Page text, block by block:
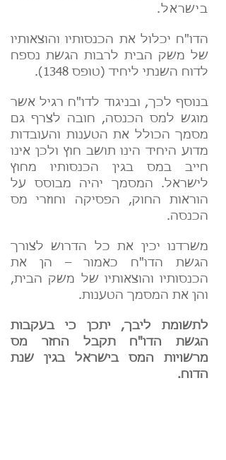
בישראל.
הדו"ח יכלול את הכנסותיו והוצאותיו
של משק הבית לרבות הגשת נספח
לדוח השנתי ליחיד (טופס 1348).
בנוסף לכך, ובניגוד לדו"ח רגיל אשר
מוגש למס הכנסה, חובה לצרף גם
מסמך הכולל את הטענות והעובדות
מדוע היחיד הינו תושב חוץ ולכן אינו
חייב במס בגין הכנסותיו מחוץ
לישראל. המסמך יהיה מבוסס על
הוראות החוק, הפסיקה וחוזרי מס
הכנסה.
משרדנו יכין את כל הדרוש לצורך
הגשת הדו"ח כאמור – הן את
הכנסותיו והוצאותיו של משק הבית,
והן את המסמך הטענות.
לתשומת ליבך, יתכן כי בעקבות
הגשת הדו"ח תקבל החזר מס
מרשויות המס בישראל בגין שנת
הדוח.